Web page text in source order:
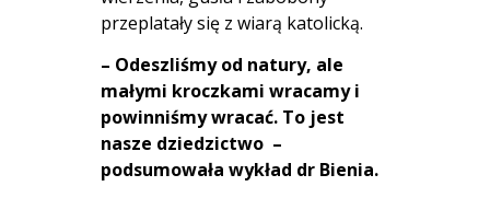
przeplatały się z wiarą katolicką.
– Odeszliśmy od natury, ale
małymi kroczkami wracamy i
powinniśmy wracać. To jest
nasze dziedzictwo –
podsumowała wykład dr Bienia.